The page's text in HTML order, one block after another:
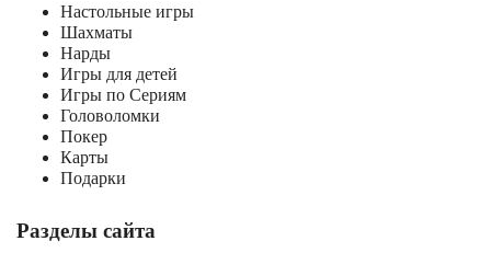
Настольные игры
Шахматы
Нарды
Игры для детей
Игры по Сериям
Головоломки
Покер
Карты
Подарки
Разделы сайта